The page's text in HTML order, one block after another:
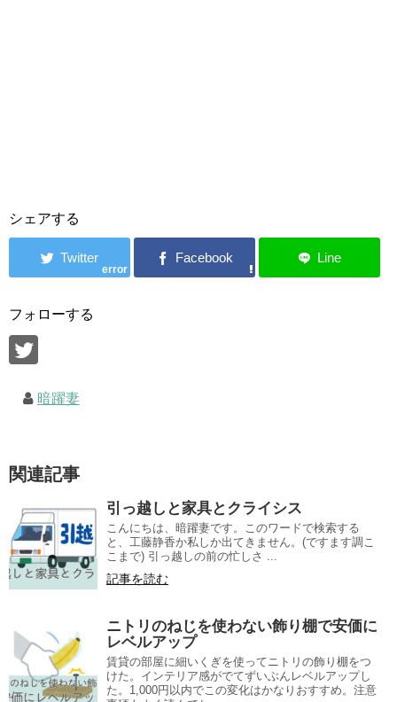
シェアする
error
フォローする
暗躍妻
関連記事
引っ越しと家具とクライシス
こんにちは、暗躍妻です。このワードで検索する
と、工藤静香か私しか出てきません。(ですます調こ
こまで) 引っ越しの前の忙しさ ...
記事を読む
ニトリのねじを使わない飾り棚で安価に
レベルアップ
賃貸の部屋に細いくぎを使ってニトリの飾り棚をつ
けた。インテリア感がでてずいぶんレベルアップし
た。1,000円以内でこの変化はかなりおすすめ。注意